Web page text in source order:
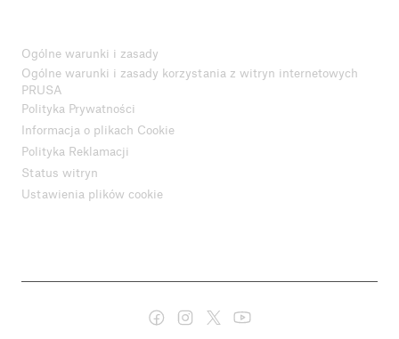
Ogólne warunki i zasady
Ogólne warunki i zasady korzystania z witryn internetowych
PRUSA
Polityka Prywatności
Informacja o plikach Cookie
Polityka Reklamacji
Status witryn
Ustawienia plików cookie